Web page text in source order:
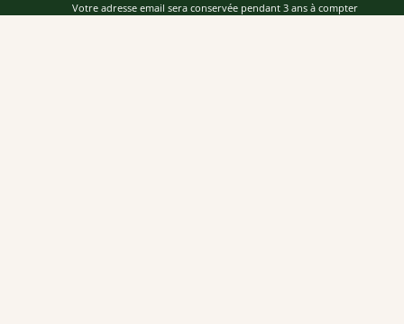
Votre adresse email sera conservée pendant 3 ans à compter